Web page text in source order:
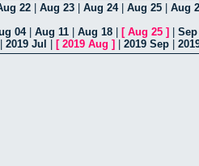
22 Aug 23 Aug 24| Aug 25
Aug
04| Aug 11 Aug 18 [ Aug 25 ]
2019 Jul [ 2019 Aug ] 2019 Sep